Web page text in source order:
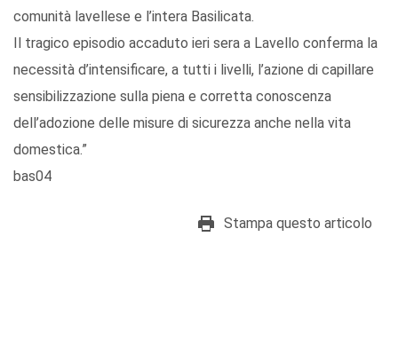
comunità lavellese e l’intera Basilicata.
Il tragico episodio accaduto ieri sera a Lavello conferma la
necessità d’intensificare, a tutti i livelli, l’azione di capillare
sensibilizzazione sulla piena e corretta conoscenza
dell’adozione delle misure di sicurezza anche nella vita
domestica.”
bas04
Stampa questo articolo